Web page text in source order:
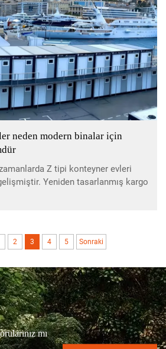
neden modern binalar için
Z tipi konteyner evleri
Yeniden tasarlanmış kargo
üretilen bu şaşırtıcı yapılar, şimdi
2 3 4 5 Sonraki
mı